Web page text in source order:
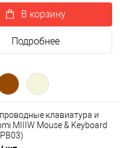
В корзину
Подробнее
клавиатура и
MIIIW Mouse & Keyboard